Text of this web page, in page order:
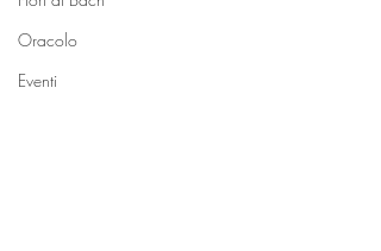
Oracolo
Eventi